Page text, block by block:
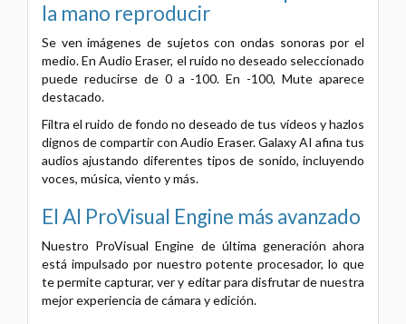
la mano reproducir
Se ven imágenes de sujetos con ondas sonoras por el
medio. En Audio Eraser, el ruido no deseado seleccionado
puede reducirse de 0 a -100. En -100, Mute aparece
destacado.
Filtra el ruido de fondo no deseado de tus vídeos y hazlos
dignos de compartir con Audio Eraser. Galaxy AI afina tus
audios ajustando diferentes tipos de sonido, incluyendo
voces, música, viento y más.
El AI ProVisual Engine más avanzado
Nuestro ProVisual Engine de última generación ahora
está impulsado por nuestro potente procesador, lo que
te permite capturar, ver y editar para disfrutar de nuestra
mejor experiencia de cámara y edición.